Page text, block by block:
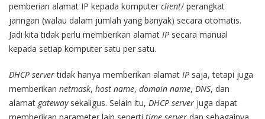
pemberian alamat IP kepada komputer client/ perangkat
jaringan (walau dalam jumlah yang banyak) secara otomatis.
Jadi kita tidak perlu memberikan alamat IP secara manual
kepada setiap komputer satu per satu.
DHCP servertidak hanya memberikan alamat IP saja, tetapi juga
memberikan netmask, host name, domain name, DNS, dan
alamat gateway sekaligus. Selain itu, DHCP server juga dapat